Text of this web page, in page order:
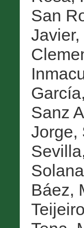
San
Javier,
Sanz
Jorge,
Báez,